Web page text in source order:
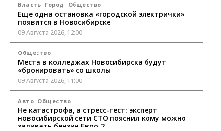
Власть Город Общество
Еще одна остановка «городской электрички»
появится в Новосибирске
09 Августа 2026, 12:00
Общество
Места в колледжах Новосибирска будут
«бронировать» со школы
09 Августа 2026, 11:00
Авто Общество
Не катастрофа, а стресс-тест: эксперт
новосибирской сети СТО пояснил кому можно
заливать бензин Евро‑2